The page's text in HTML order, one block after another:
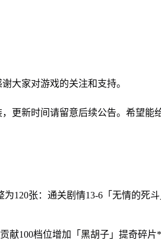
大家对游戏的关注和支持。
更新时间请留意后续公告。希望能
120张：通关剧情13-6「无情的死
献100档位增加「黑胡子」提奇碎